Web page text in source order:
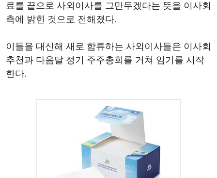
료를 끝으로 사외이사를 그만두겠다는 뜻을 이사회
측에 밝힌 것으로 전해졌다.
이들을 대신해 새로 합류하는 사외이사들은 이사회
추천과 다음달 정기 주주총회를 거쳐 임기를 시작
한다.